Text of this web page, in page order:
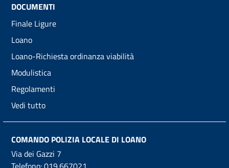
DOCUMENTI
Finale Ligure
Loano
Loano-Richiesta ordinanza viabilità
Modulistica
Regolamenti
Vedi tutto
COMANDO POLIZIA LOCALE DI LOANO
Via dei Gazzi 7